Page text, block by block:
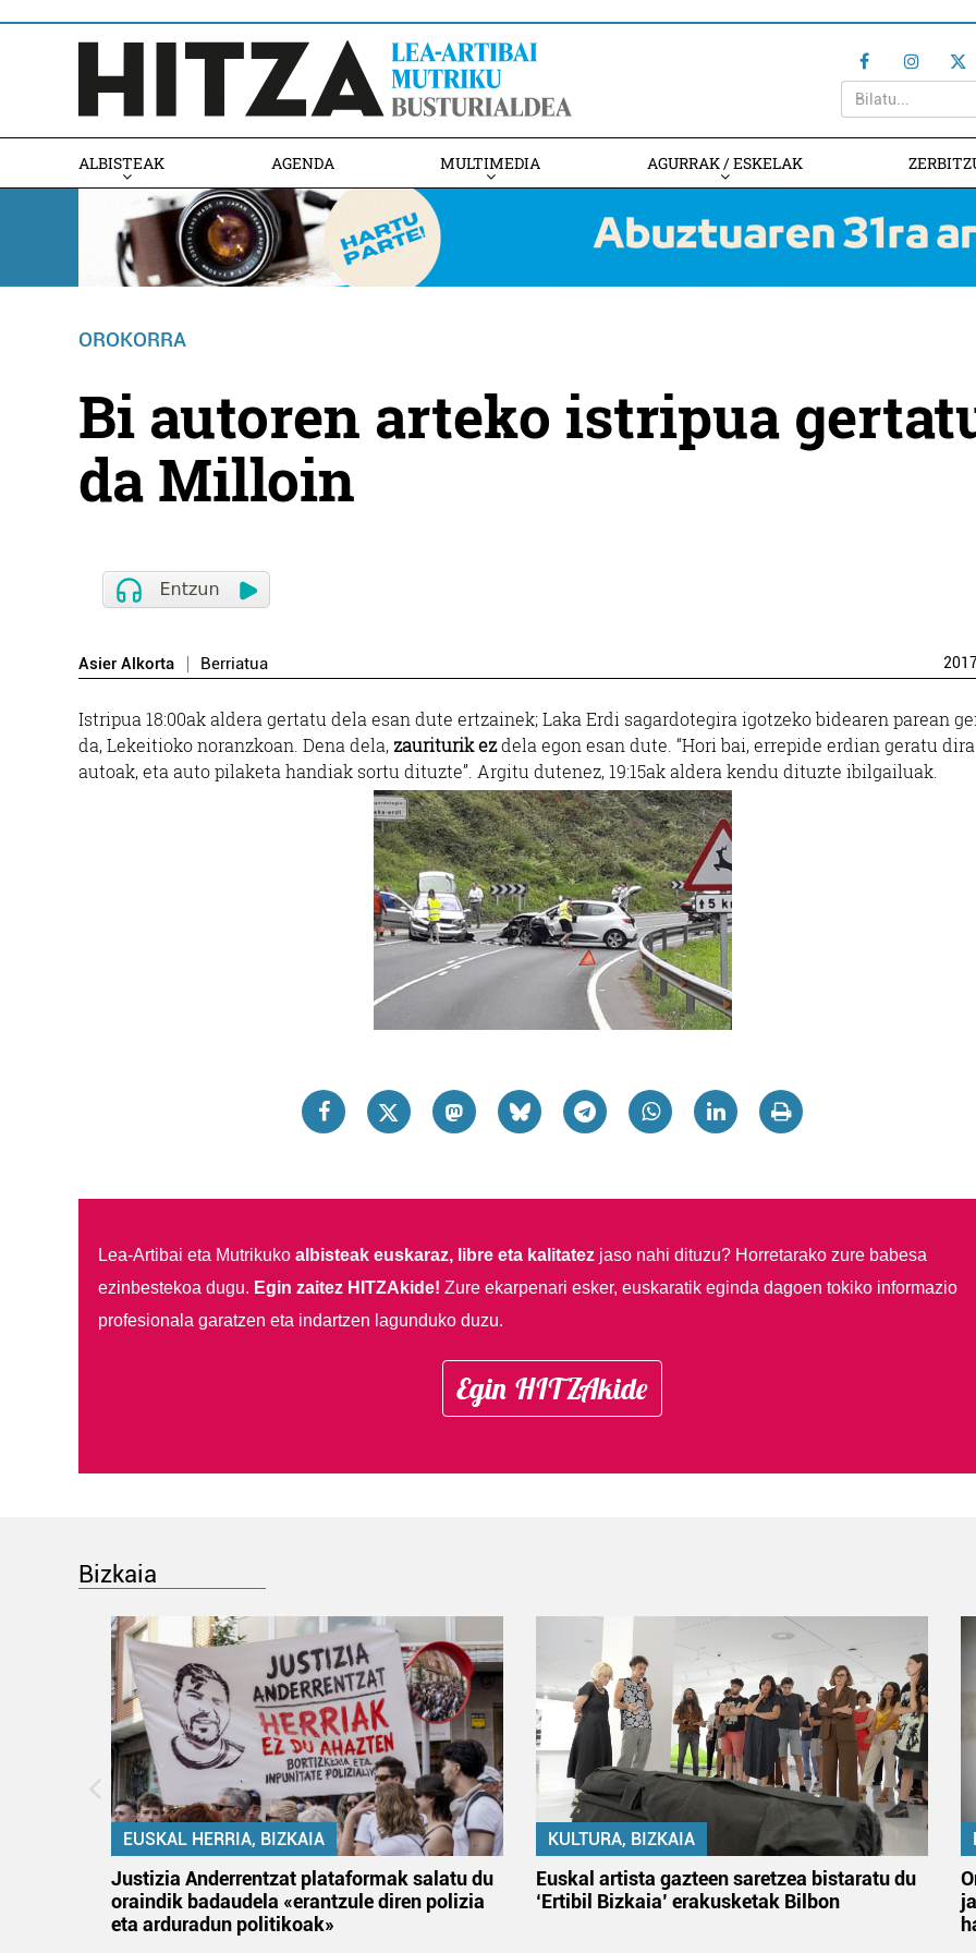
ALBISTEAK AGENDA MULTIMEDIA AGURRAK / ESKELAK
OROKORRA
Bi autoren arteko istripua
da Milloin
Asier Alkorta Berriatua
Istripua 18:00ak aldera gertatu dela esan dute ertzainek; Laka Erdi sagardotegira igotzeko bidearen parean
da, Lekeitioko noranzkoan. Dena dela, zauriturik ezdela egon esan dute. “Hori bai, errepide erdian geratu dira
autoak, eta auto pilaketa handiak sortu dituzte”. Argitu dutenez, 19:15ak aldera kendu dituzte ibilgailuak.
Lea-Artibai eta Mutrikuko albisteak euskaraz, libre eta kalitatezjaso nahi dituzu? Horretarako zure babesa
ezinbestekoa dugu. Egin zaitez HITZAkide! Zure ekarpenari esker, euskaratik eginda dagoen tokiko informazio
profesionala garatzen eta indartzen lagunduko duzu.
Egin HITZAkide
Bizkaia
EUSKAL HERRIA, BIZKAIA
Justizia Anderrentzat plataformak salatu du
oraindik badaudela «erantzule diren polizia
eta arduradun politikoak»
KULTURA, BIZKAIA
Euskal artista gazteen saretzea bistaratu du
‘Ertibil Bizkaia’ erakusketak Bilbon